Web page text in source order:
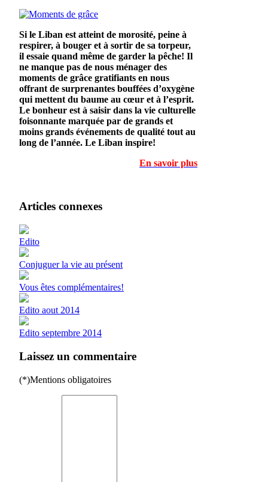
Si le Liban est atteint de morosité, peine à
respirer, à bouger et à sortir de sa torpeur,
il essaie quand même de garder la pêche! Il
ne manque pas de nous ménager des
moments de grâce gratifiants en nous
offrant de surprenantes bouffées d’oxygène
qui mettent du baume au cœur et à l’esprit.
Le bonheur est à saisir dans la vie culturelle
foisonnante marquée par de grands et
moins grands événements de qualité tout au
long de l’année. Le Liban inspire!
En savoir plus
Articles connexes
Edito
Conjuguer la vie au présent
Vous êtes complémentaires!
Edito aout 2014
Edito septembre 2014
Laissez un commentaire
(*)Mentions obligatoires